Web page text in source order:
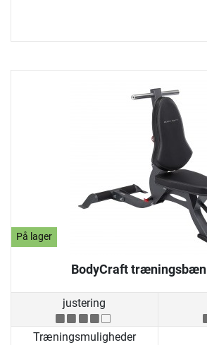
På lager
BodyCraft
justering
Træningsmuligheder